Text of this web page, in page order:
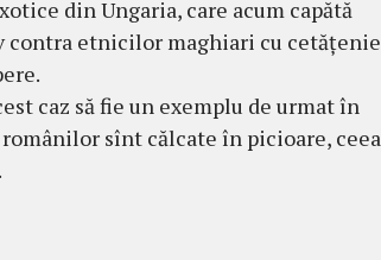
din Ungaria, care acum capătă
etnicilor maghiari cu cetățenie
caz să fie un exemplu de urmat în
sînt călcate în picioare, ceea